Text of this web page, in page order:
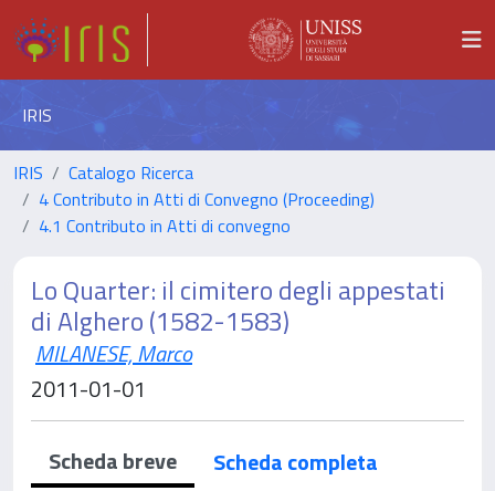
IRIS
IRIS
Catalogo Ricerca
4 Contributo in Atti di Convegno (Proceeding)
4.1 Contributo in Atti di convegno
Lo Quarter: il cimitero degli appestati
di Alghero (1582-1583)
MILANESE, Marco
2011-01-01
Scheda breve
Scheda completa